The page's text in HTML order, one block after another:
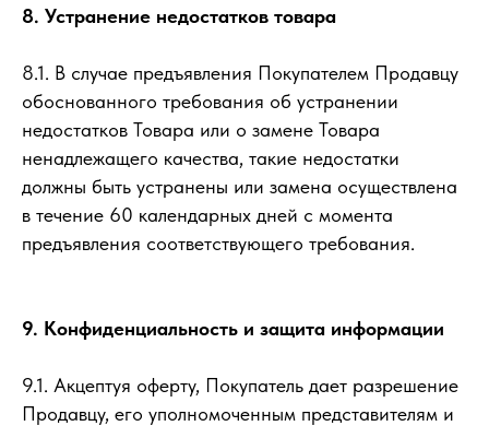
8. Устранение недостатков товара
8.1. В случае предъявления Покупателем Продавцу
обоснованного требования об устранении
недостатков Товара или о замене Товара
ненадлежащего качества, такие недостатки
должны быть устранены или замена осуществлена
в течение 60 календарных дней с момента
предъявления соответствующего требования.
9. Конфиденциальность и защита информации
9.1. Акцептуя оферту, Покупатель дает разрешение
Продавцу, его уполномоченным представителям и